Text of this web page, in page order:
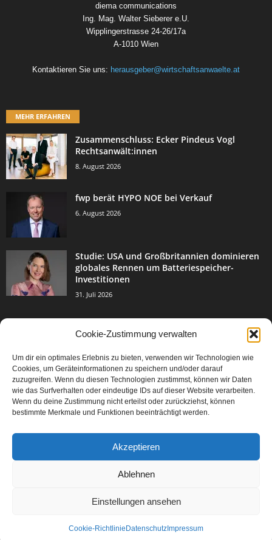
Cookie-Zustimmung verwalten
Um dir ein optimales Erlebnis zu bieten, verwenden wir Technologien wie
Cookies, um Geräteinformationen zu speichern und/oder darauf
zuzugreifen. Wenn du diesen Technologien zustimmst, können wir Daten
wie das Surfverhalten oder eindeutige IDs auf dieser Website verarbeiten.
Wenn du deine Zustimmung nicht erteilst oder zurückziehst, können
bestimmte Merkmale und Funktionen beeinträchtigt werden.
Akzeptieren
Ablehnen
Einstellungen ansehen
Cookie-Richtlinie Datenschutz Impressum
diema communications
Ing. Mag. Walter Sieberer e.U.
Wipplingerstrasse 24-26/17a
A-1010 Wien
Kontaktieren Sie uns: herausgeber@wirtschaftsanwaelte.at
MEHR ERFAHREN
Zusammenschluss: Ecker Pindeus Vogl
Rechtsanwält:innen
8. August 2026
fwp berät HYPO NOE bei Verkauf
6. August 2026
Studie: USA und Großbritannien dominieren
globales Rennen um Batteriespeicher-
Investitionen
31. Juli 2026
Events & Success 3004
Breaking News 2067
Aktuelles
Featured Article
Karriere 567
©